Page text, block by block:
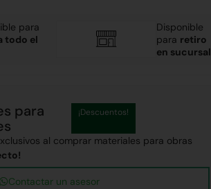
para
todo el
Disponible
para retiro
en sucursal
para
¡Descuentos!
al comprar materiales para obras
Contactar un asesor